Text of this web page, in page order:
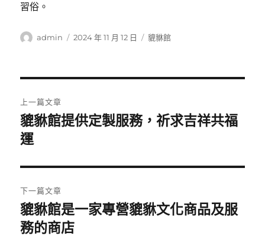
習俗。
作
admin
發
2024 年 11 月 12 日
分
貔貅館
章
導
覽
上一篇文章
上
一
文
章:
貔貅館提供定製服務，祈求吉祥共福
運
下一篇文章
下
一
貔貅館是一家專營貔貅文化商品及服
務的商店